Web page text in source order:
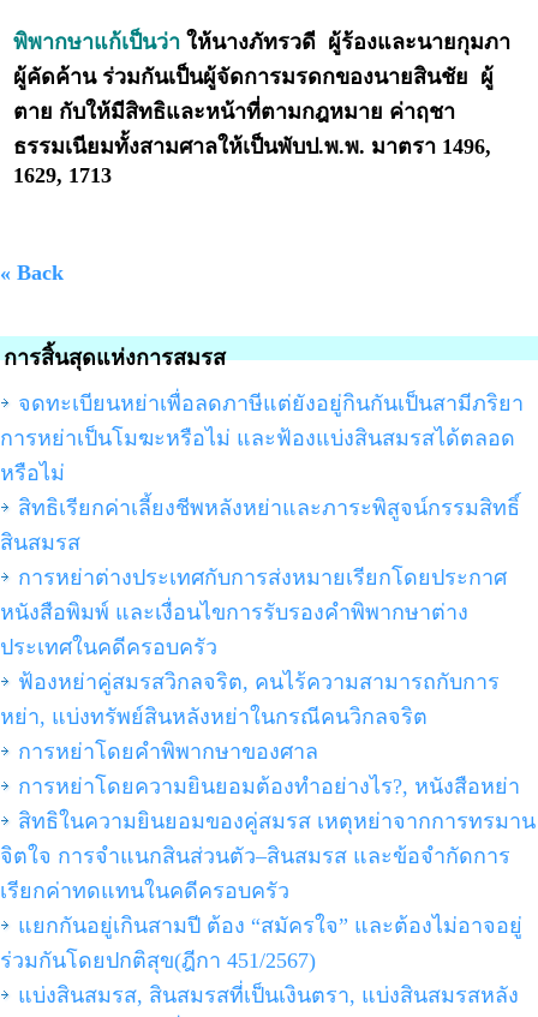
พิพากษาแก้เป็นว่า ให้นางภัทรวดี ผู้ร้องและนายกุมภา
ผู้คัดค้าน ร่วมกันเป็นผู้จัดการมรดกของนายสินชัย ผู้
ตาย กับให้มีสิทธิและหน้าที่ตามกฎหมาย ค่าฤชา
ธรรมเนียมทั้งสามศาลให้เป็นพับป.พ.พ. มาตรา 1496,
1629, 1713
« Back
การสิ้นสุดแห่งการสมรส
จดทะเบียนหย่าเพื่อลดภาษีแต่ยังอยู่กินกันเป็นสามีภริยา
การหย่าเป็นโมฆะหรือไม่ และฟ้องแบ่งสินสมรสได้ตลอด
หรือไม่
สิทธิเรียกค่าเลี้ยงชีพหลังหย่าและภาระพิสูจน์กรรมสิทธิ์
สินสมรส
การหย่าต่างประเทศกับการส่งหมายเรียกโดยประกาศ
หนังสือพิมพ์ และเงื่อนไขการรับรองคำพิพากษาต่าง
ประเทศในคดีครอบครัว
ฟ้องหย่าคู่สมรสวิกลจริต, คนไร้ความสามารถกับการ
หย่า, แบ่งทรัพย์สินหลังหย่าในกรณีคนวิกลจริต
การหย่าโดยคำพิพากษาของศาล
การหย่าโดยความยินยอมต้องทำอย่างไร?, หนังสือหย่า
สิทธิในความยินยอมของคู่สมรส เหตุหย่าจากการทรมาน
จิตใจ การจำแนกสินส่วนตัว–สินสมรส และข้อจำกัดการ
เรียกค่าทดแทนในคดีครอบครัว
แยกกันอยู่เกินสามปี ต้อง “สมัครใจ” และต้องไม่อาจอยู่
ร่วมกันโดยปกติสุข(ฎีกา 451/2567)
แบ่งสินสมรส, สินสมรสที่เป็นเงินตรา, แบ่งสินสมรสหลัง